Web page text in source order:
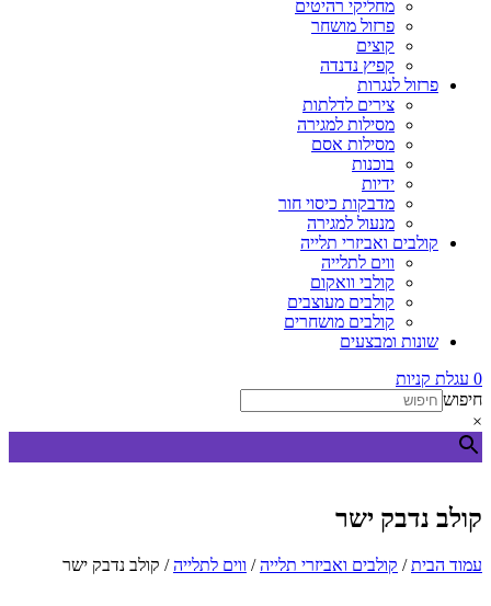
מחליקי רהיטים
פרזול מושחר
קוצים
קפיץ נדנדה
פרזול לנגרות
צירים לדלתות
מסילות למגירה
מסילות אסם
בוכנות
ידיות
מדבקות כיסוי חור
מנעול למגירה
קולבים ואביזרי תלייה
ווים לתלייה
קולבי וואקום
קולבים מעוצבים
קולבים מושחרים
שונות ומבצעים
0 עגלת קניות
חיפוש
×
קולב נדבק ישר
עמוד הבית/ קולבים ואביזרי תלייה/ ווים לתלייה/ קולב נדבק ישר